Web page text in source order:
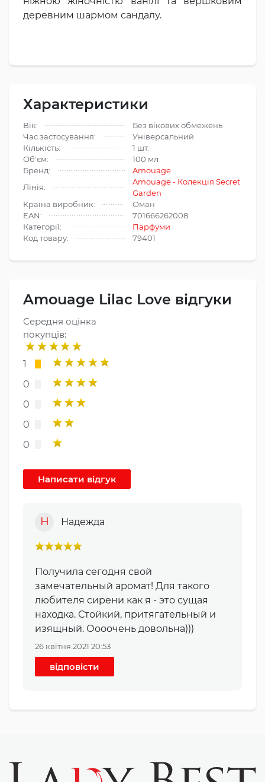
деревним шармом сандалу.
Характеристики
Вік:
Без вікових обмежень
Час застосування:
Універсальний
Кількість:
1 шт.
Об'єм:
100 мл
Бренд:
Amouage
Лінія:
Amouage - Колекція Secret
Garden
Країна виробник:
Оман
EAN:
701666262008
Категорії:
Парфуми
Код товару:
79401
Amouage Lilac Love відгуки
Середня оцінка
покупців:
1
0
0
0
0
Н Надежда
Получила сегодня свой
замечательный аромат! Для такого
любителя сирени как я - это сущая
находка. Стойкий, притягательный и
изящный. Оооочень довольна)))
26 квітня 2021 20:53
відповісти